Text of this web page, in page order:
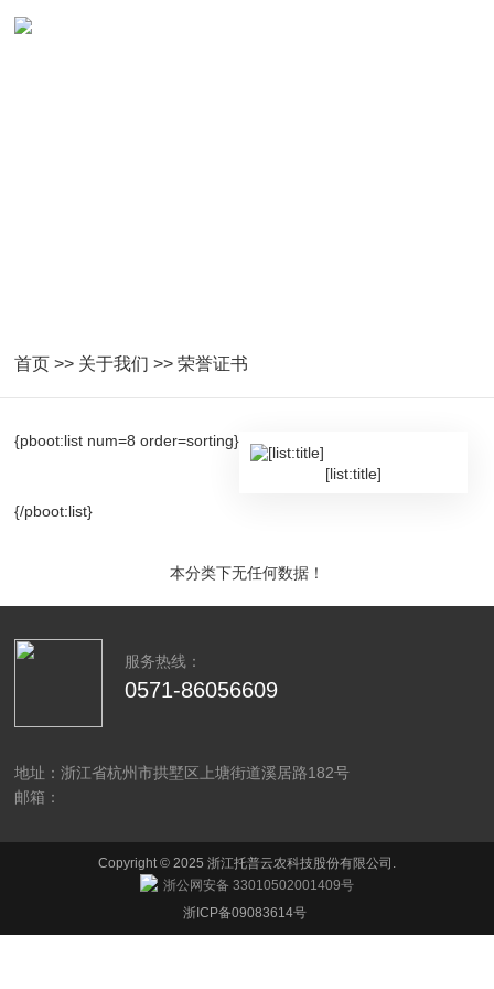
首页 >> 关于我们 >>荣誉证书
{pboot:list num=8 order=sorting}
[list:title]
{/pboot:list}
本分类下无任何数据！
服务热线：
0571-86056609
地址：浙江省杭州市拱墅区上塘街道溪居路182号
邮箱：
Copyright © 2025 浙江托普云农科技股份有限公司.
浙公网安备 33010502001409号
浙ICP备09083614号